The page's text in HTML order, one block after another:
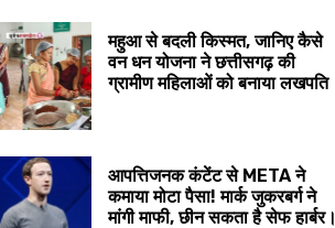
महुआ से बदली किस्मत, जानिए कैसे
वन धन योजना ने छत्तीसगढ़ की
ग्रामीण महिलाओं को बनाया लखपति
आपत्तिजनक कंटेंट से META ने
कमाया मोटा पैसा! मार्क जुकरबर्ग ने
मांगी माफी, छीन सकता है सेफ हार्बर।